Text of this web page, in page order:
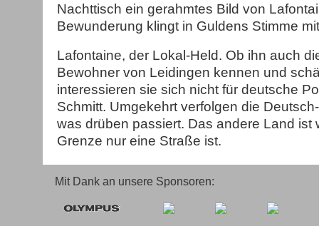
Nachttisch ein gerahmtes Bild von
Bewunderung klingt in Guldens Stimme
Lafontaine, der Lokal-Held. Ob ihn auch
Bewohner von Leidingen kennen und
interessieren sie sich nicht für deutsche
Schmitt. Umgekehrt verfolgen die
was drüben passiert. Das andere Land ist
Grenze nur eine Straße ist.
Mit Dank an unsere Sponsoren: